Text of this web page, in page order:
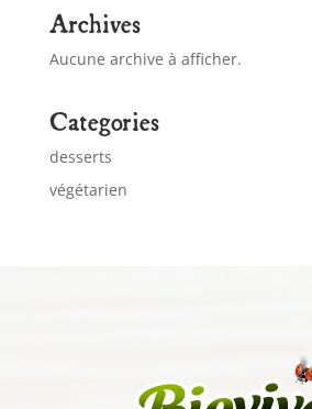
Archives
Aucune archive à afficher.
Categories
desserts
végétarien